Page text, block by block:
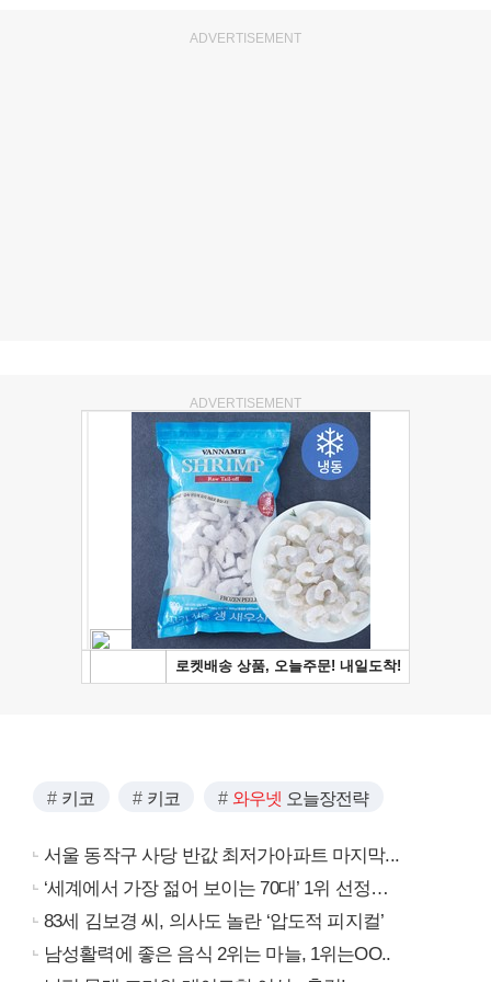
ADVERTISEMENT
ADVERTISEMENT
키코 키코 와우넷 오늘장전략
서울 동작구 사당 반값 최저가아파트 마지막...
‘세계에서 가장 젊어 보이는 70대’ 1위 선정…
83세 김보경 씨, 의사도 놀란 ‘압도적 피지컬’
남성활력에 좋은 음식 2위는 마늘, 1위는OO..